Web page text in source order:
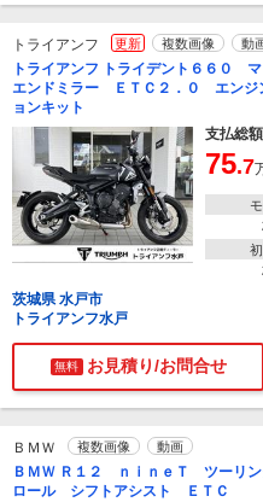
トライアンフ 更新 複数画像 動
トライアンフ トライデント６６０
エンドミラー ＥＴＣ２．０ エンジ
ョンキット
支払総額
75.7
茨城県 水戸市
トライアンフ水戸
無料 お見積り/お問合せ
ＢＭＷ 複数画像 動画
ＢＭＷ Ｒ１２ ｎｉｎｅＴ ツーリ
ロール シフトアシスト ＥＴＣ